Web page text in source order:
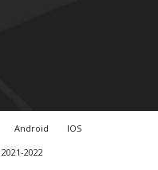
Android
IOS
2022